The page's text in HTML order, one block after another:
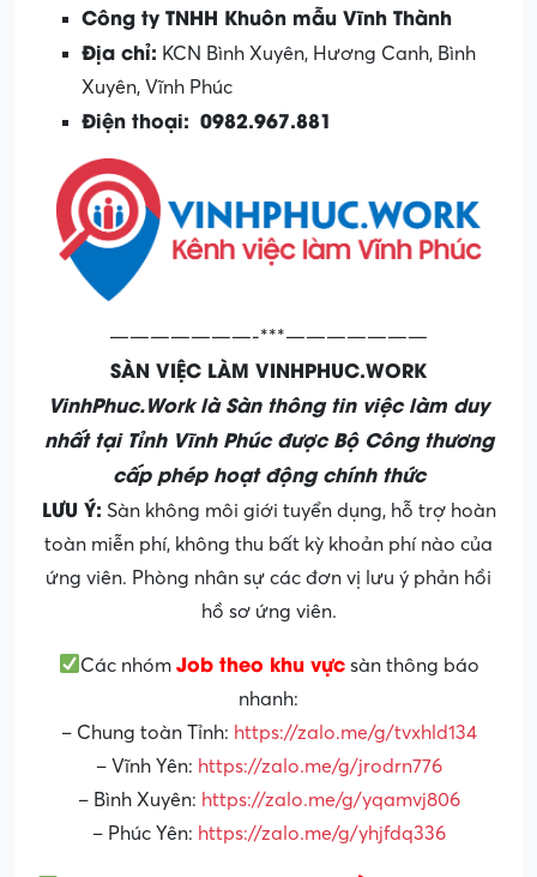
Công ty TNHH Khuôn mẫu Vĩnh Thành
Địa chỉ: KCN Bình Xuyên, Hương Canh, Bình
Xuyên, Vĩnh Phúc
Điện thoại: 0982.967.881
———————-***———————
SÀN VIỆC LÀM VINHPHUC.WORK
VinhPhuc.Work là Sàn thông tin việc làm duy
nhất tại Tỉnh Vĩnh Phúc được Bộ Công thương
cấp phép hoạt động chính thức
LƯU Ý: Sàn không môi giới tuyển dụng, hỗ trợ hoàn
toàn miễn phí, không thu bất kỳ khoản phí nào của
ứng viên. Phòng nhân sự các đơn vị lưu ý phản hồi
hồ sơ ứng viên.
Các nhóm Job theo khu vựcsàn thông báo
nhanh:
– Chung toàn Tỉnh: https://zalo.me/g/tvxhld134
– Vĩnh Yên: https://zalo.me/g/jrodrn776
– Bình Xuyên: https://zalo.me/g/yqamvj806
– Phúc Yên: https://zalo.me/g/yhjfdq336